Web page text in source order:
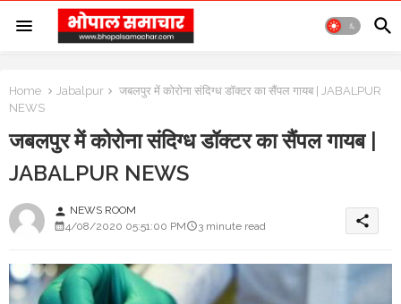
Home Jabalpur
जबलपुर में कोरोना संदिग्ध डॉक्टर का सैंपल गायब | JABALPUR
NEWS
जबलपुर में कोरोना संदिग्ध डॉक्टर का सैंपल गायब |
JABALPUR NEWS
person NEWS ROOM
4/08/2020 05:51:00 PM
3 minute read share